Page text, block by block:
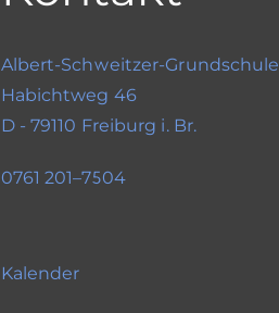
Albert-Schweitzer-Grundschule
Habichtweg 46
D - 79110 Freiburg i. Br.
0761 201–7504
Kalender